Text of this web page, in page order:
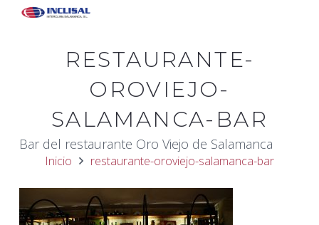
RESTAURANTE-
OROVIEJO-
SALAMANCA-BAR
Bar del restaurante Oro Viejo de Salamanca
Inicio restaurante-oroviejo-salamanca-bar